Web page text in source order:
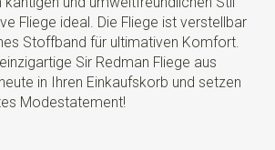
Fliege ideal. Die Fliege ist verstellbar
Stoffband für ultimativen Komfort.
Sir Redman Fliege aus
in Ihren Einkaufskorb und setzen
Modestatement!